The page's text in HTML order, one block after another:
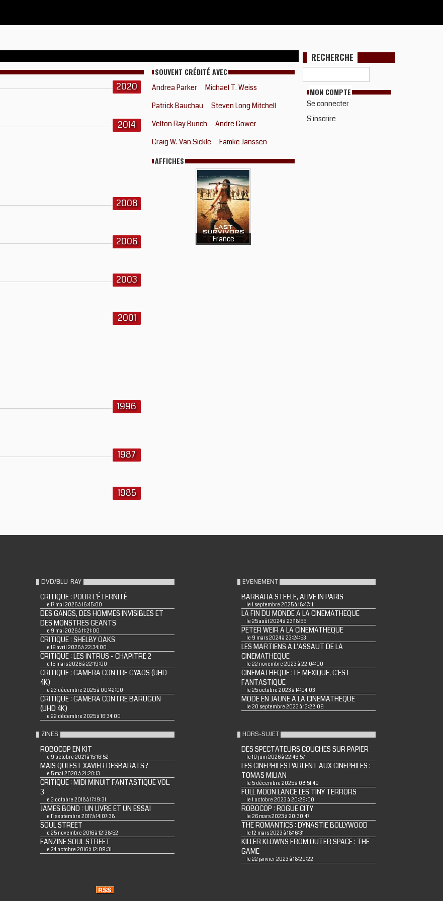
2020
2014
2008
2006
2003
2001
1996
1987
1985
SOUVENT CRÉDITÉ AVEC
Andrea Parker
Michael T. Weiss
Patrick Bauchau
Steven Long Mitchell
Velton Ray Bunch
Andre Gower
Craig W. Van Sickle
Famke Janssen
AFFICHES
France
RECHERCHE
MON COMPTE
Se connecter
S'inscrire
DVD/BLU-RAY
CRITIQUE : POUR L'ÉTERNITÉ
le 17 mai 2026 à 16:45:00
DES GANGS, DES HOMMES INVISIBLES ET
DES MONSTRES GEANTS
le 9 mai 2026 à 11:21:00
CRITIQUE : SHELBY OAKS
le 19 avril 2026 à 22:34:00
CRITIQUE : LES INTRUS - CHAPITRE 2
le 15 mars 2026 à 22:19:00
CRITIQUE : GAMERA CONTRE GYAOS (UHD
4K)
le 23 décembre 2025 à 00:42:00
CRITIQUE : GAMERA CONTRE BARUGON
(UHD 4K)
le 22 décembre 2025 à 16:34:00
EVENEMENT
BARBARA STEELE, ALIVE IN PARIS
le 1 septembre 2025 à 18:47:11
LA FIN DU MONDE A LA CINEMATHEQUE
le 25 août 2024 à 23:18:55
PETER WEIR A LA CINEMATHEQUE
le 9 mars 2024 à 23:24:53
LES MARTIENS A L'ASSAUT DE LA
CINEMATHEQUE
le 22 novembre 2023 à 22:04:00
CINEMATHEQUE : LE MEXIQUE, C'EST
FANTASTIQUE
le 25 octobre 2023 à 14:04:03
MODE EN JAUNE A LA CINEMATHEQUE
le 20 septembre 2023 à 13:28:09
ZINES
ROBOCOP EN KIT
le 9 octobre 2021 à 15:16:52
MAIS QUI EST XAVIER DESBARATS ?
le 5 mai 2020 à 21:28:13
CRITIQUE : MIDI MINUIT FANTASTIQUE VOL.
3
le 3 octobre 2018 à 17:19:31
JAMES BOND : UN LIVRE ET UN ESSAI
le 11 septembre 2017 à 14:07:38
SOUL STREET
le 25 novembre 2016 à 12:38:52
FANZINE SOUL STREET
le 24 octobre 2016 à 12:09:31
HORS-SUJET
DES SPECTATEURS COUCHES SUR PAPIER
le 10 juin 2026 à 22:46:57
LES CINEPHILES PARLENT AUX CINEPHILES :
TOMAS MILIAN
le 5 décembre 2025 à 08:51:49
FULL MOON LANCE LES TINY TERRORS
le 1 octobre 2023 à 20:29:00
ROBOCOP : ROGUE CITY
le 26 mars 2023 à 20:30:47
THE ROMANTICS : DYNASTIE BOLLYWOOD
le 12 mars 2023 à 18:16:31
KILLER KLOWNS FROM OUTER SPACE : THE
GAME
le 22 janvier 2023 à 18:29:22